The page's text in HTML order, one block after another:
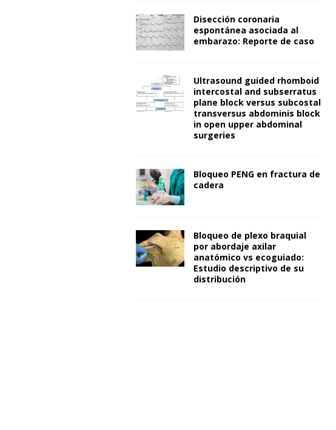
Disección coronaria
espontánea asociada al
embarazo: Reporte de caso
Ultrasound guided rhomboid
intercostal and subserratus
plane block versus subcostal
transversus abdominis block
in open upper abdominal
surgeries
Bloqueo PENG en fractura de
cadera
Bloqueo de plexo braquial
por abordaje axilar
anatómico vs ecoguiado:
Estudio descriptivo de su
distribución